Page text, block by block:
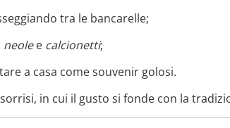
tra le bancarelle;
neolee calcionetti;
a casa come souvenir golosi.
in cui il gusto si fonde con la